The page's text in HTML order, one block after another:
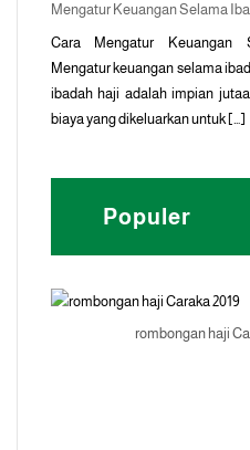
Mengatur Keuangan Selama
Cara Mengatur Keuangan
Mengatur keuangan selama
ibadah haji adalah impian
biaya yang dikeluarkan untuk […]
Populer
rombongan haji